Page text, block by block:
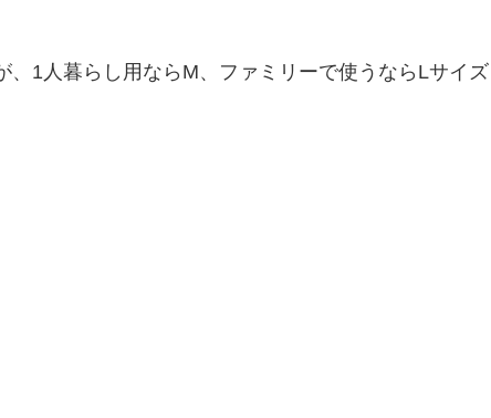
1人暮らし用ならM、ファミリーで使うならLサイ